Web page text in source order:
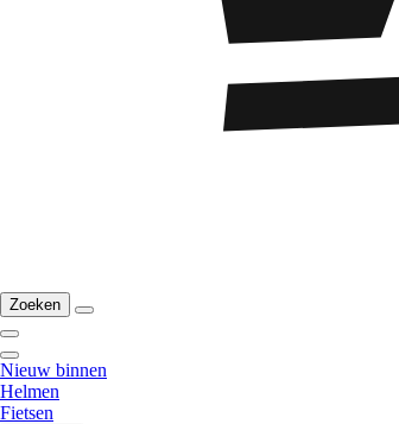
Zoeken
Nieuw binnen
Helmen
Fietsen